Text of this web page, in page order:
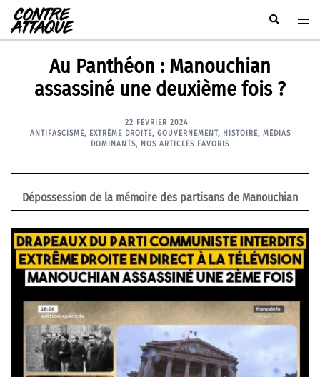
Aller
au
contenu
Rechercher
Au Panthéon : Manouchian
assassiné une deuxième fois ?
22 FÉVRIER 2024
ANTIFASCISME, EXTRÊME DROITE, GOUVERNEMENT, HISTOIRE, MÉDIAS
DOMINANTS, NOS ARTICLES FAVORIS
Dépossession de la mémoire des partisans de Manouchian